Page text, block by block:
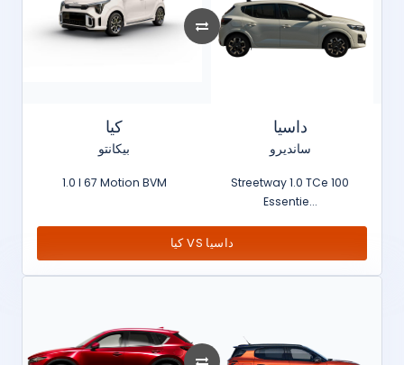
كيا
بيكانتو
1.0 l 67 Motion BVM
داسيا
سانديرو
Streetway 1.0 TCe 100
Essentie...
كيا VS داسيا